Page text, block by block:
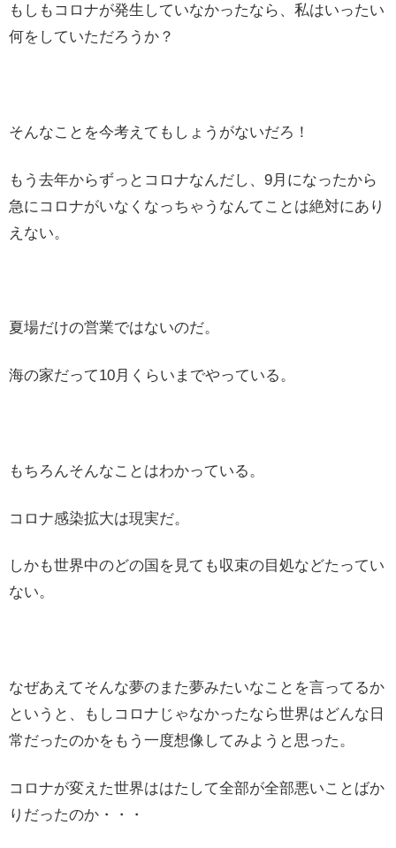
もしもコロナが発生していなかったなら、私はいったい
何をしていただろうか？
そんなことを今考えてもしょうがないだろ！
もう去年からずっとコロナなんだし、9月になったから
急にコロナがいなくなっちゃうなんてことは絶対にあり
えない。
夏場だけの営業ではないのだ。
海の家だって10月くらいまでやっている。
もちろんそんなことはわかっている。
コロナ感染拡大は現実だ。
しかも世界中のどの国を見ても収束の目処などたってい
ない。
なぜあえてそんな夢のまた夢みたいなことを言ってるか
というと、もしコロナじゃなかったなら世界はどんな日
常だったのかをもう一度想像してみようと思った。
コロナが変えた世界ははたして全部が全部悪いことばか
りだったのか・・・